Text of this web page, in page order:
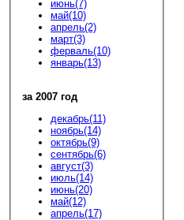
июнь(7)
май(10)
апрель(2)
март(3)
ферваль(10)
январь(13)
за 2007 год
декабрь(11)
ноябрь(14)
октябрь(9)
сентябрь(6)
август(3)
июль(14)
июнь(20)
май(12)
апрель(17)